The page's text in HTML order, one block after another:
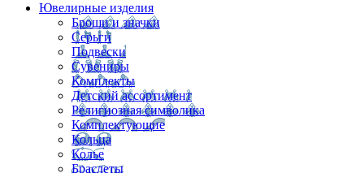
Ювелирные изделия
Броши и значки
Серьги
Подвески
Сувениры
Комплекты
Детский ассортимент
Религиозная символика
Комплектующие
Кольца
Колье
Браслеты